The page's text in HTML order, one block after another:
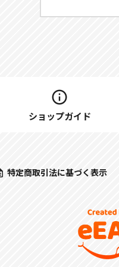
ショップガイド
特定商取引法に基づく表示